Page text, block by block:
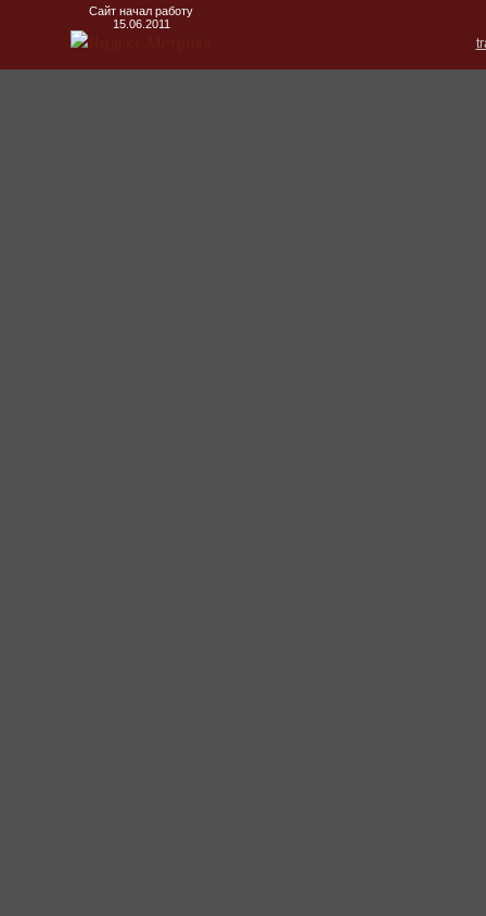
Сайт начал работу
15.06.2011